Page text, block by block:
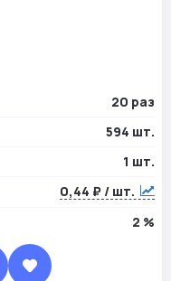
20 раз
594 шт.
1 шт.
0,44 ₽ / шт.
2 %